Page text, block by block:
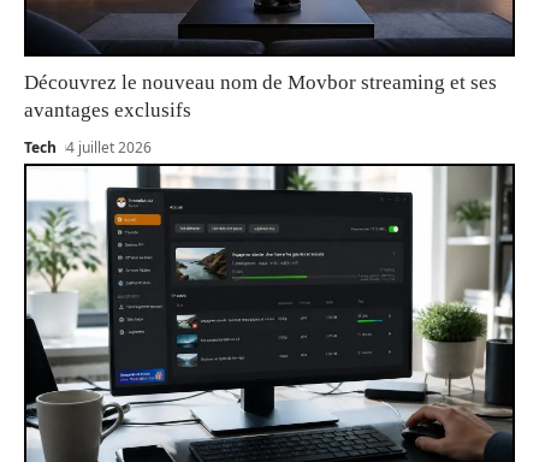
Découvrez le nouveau nom de Movbor streaming et ses
avantages exclusifs
Tech 4 juillet 2026